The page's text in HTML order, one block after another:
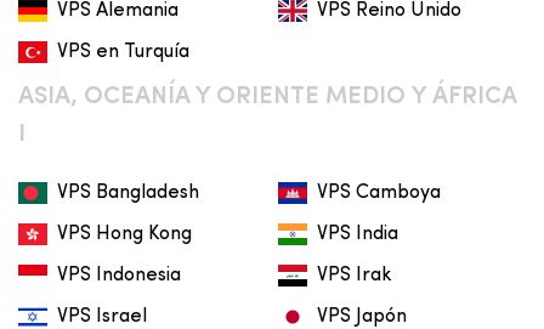
VPS Alemania VPS Reino Unido
VPS en Turquía
ASIA, OCEANÍA Y ORIENTE MEDIO Y ÁFRICA
I
VPS Bangladesh VPS Camboya
VPS Hong Kong VPS India
VPS Indonesia VPS Irak
VPS Israel VPS Japón